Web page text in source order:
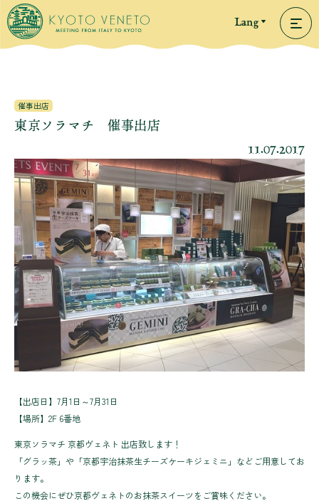
Lang
催事出店
東京ソラマチ 催事出店
11.07.2017
【出店日】7月1日～7月31日
【場所】2F 6番地
東京ソラマチ 京都ヴェネト 出店致します！
「グラッ茶」や「京都宇治抹茶生チーズケーキジェミニ」などご用意してお
ります。
この機会にぜひ京都ヴェネトのお抹茶スイーツをご賞味ください。